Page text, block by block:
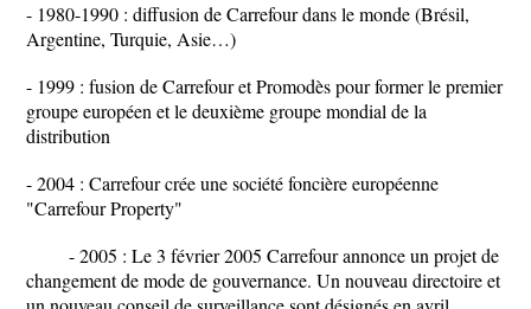
- 1980-1990 : diffusion de Carrefour dans le monde (Brésil,
Argentine, Turquie, Asie…)
- 1999 : fusion de Carrefour et Promodès pour former le premier
groupe européen et le deuxième groupe mondial de la
distribution
- 2004 : Carrefour crée une société foncière européenne
"Carrefour Property"
- 2005 : Le 3 février 2005 Carrefour annonce un projet de
changement de mode de gouvernance. Un nouveau directoire et